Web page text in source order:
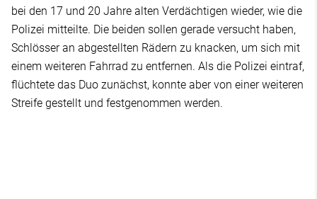
bei den 17 und 20 Jahre alten Verdächtigen wieder, wie die
Polizei mitteilte. Die beiden sollen gerade versucht haben,
Schlösser an abgestellten Rädern zu knacken, um sich mit
einem weiteren Fahrrad zu entfernen. Als die Polizei eintraf,
flüchtete das Duo zunächst, konnte aber von einer weiteren
Streife gestellt und festgenommen werden.